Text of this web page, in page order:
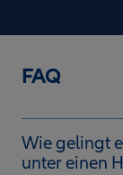
FAQ
Wie gelingt
unter einen